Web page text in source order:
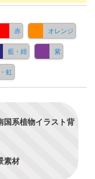
赤 オレンジ
藍・紺 紫
虹
国系植物イラスト背
素材